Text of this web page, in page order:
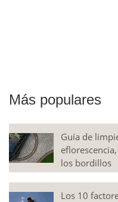
Más populares
Guía de
los bordillos
Los 10